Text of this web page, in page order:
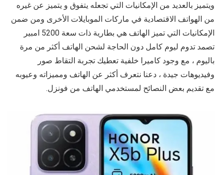
ويتميز بالعديد من الإمكانيات التي تجعله يتفوق و يتميز عن غيره
من الهواتف الاقتصادية في ماركات الموبايلات الأخرى ومن ضمن
الإمكانيات التي تميز الهاتف هي بطارية ذات سعة 5200 امبير
تصمد تدوم ليوم كامل دون الحاجة لشحن الهاتف أكثر من مرة
باليوم ، مع وجود كاميرا خلفية تعطيك تجربة التقاط صور
وفيديوهات جيدة ، دعنا نتعرف أكثر عن الهاتف ومميزاته وعيوبه
مع تقديم بعض النصائح لمستخدمي الهاتف من فونزل.